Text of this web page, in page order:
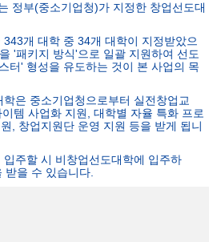
정부(중소기업청)가 지정한 창업선도대
개 대학 중 34개 대학이 지정받았으
'패키지 방식'으로 일괄 지원하여 선도
터' 형성을 유도하는 것이 본 사업의 목
은 중소기업청으로부터 실전창업교
템 사업화 지원, 대학별 자율 특화 프로
, 창업지원단 운영 지원 등을 받게 됩니
주할 시 비창업선도대학에 입주하
받을 수 있습니다.